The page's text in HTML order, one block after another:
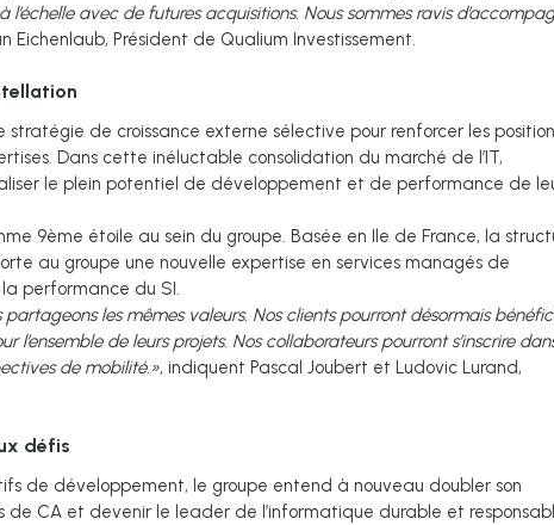
avec de futures acquisitions. Nous sommes ravis
Eichenlaub, Président de Qualium Investissement.
de croissance externe sélective pour renforcer les
Dans cette inéluctable consolidation du marché de l’IT,
le plein potentiel de développement et de performance de
9ème étoile au sein du groupe. Basée en Ile de France, la
au groupe une nouvelle expertise en services managés de
performance du SI.
les mêmes valeurs. Nos clients pourront désormais
de leurs projets. Nos collaborateurs pourront s’inscrire
de mobilité.», indiquent Pascal Joubert et Ludovic Lurand,
défis
de développement, le groupe entend à nouveau doubler son
de CA et devenir le leader de l’informatique durable et